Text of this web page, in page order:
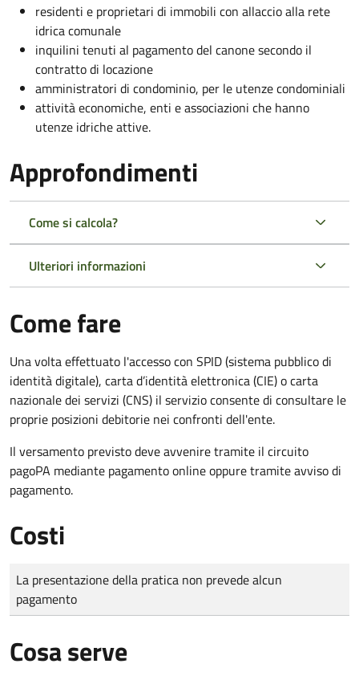
residenti e proprietari di immobili con allaccio alla rete
idrica comunale
inquilini tenuti al pagamento del canone secondo il
contratto di locazione
amministratori di condominio, per le utenze condominiali
attività economiche, enti e associazioni che hanno
utenze idriche attive.
Approfondimenti
Come si calcola?
Ulteriori informazioni
Come fare
Una volta effettuato l'accesso con SPID (sistema pubblico di
identità digitale), carta d’identità elettronica (CIE) o carta
nazionale dei servizi (CNS) il servizio consente di consultare le
proprie posizioni debitorie nei confronti dell'ente.
Il versamento previsto deve avvenire tramite il circuito
pagoPA mediante pagamento online oppure tramite avviso di
pagamento.
Costi
Tipo di pagamento
Importo
La presentazione della pratica non prevede alcun
pagamento
Cosa serve